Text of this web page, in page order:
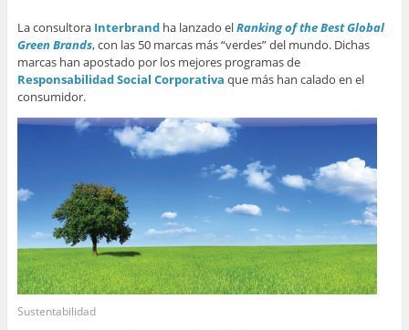
La consultora Interbrand ha lanzado elRanking of the Best Global
Green Brands, con las 50 marcas más “verdes” del mundo. Dichas
marcas han apostado por los mejores programas de
Responsabilidad Social Corporativa que más han calado en el
consumidor.
Sustentabilidad